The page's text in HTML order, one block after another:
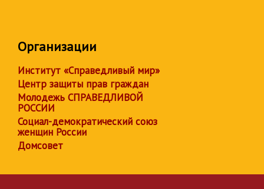
Организации
Институт «Справедливый мир»
Центр защиты прав граждан
Молодежь СПРАВЕДЛИВОЙ
РОССИИ
Социал-демократический союз
женщин России
Домсовет